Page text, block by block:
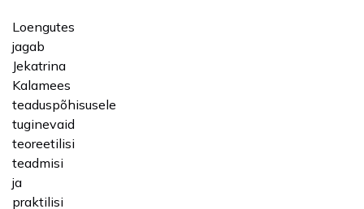
Loengutes
jagab
Jekatrina
Kalamees
teaduspõhisusele
tuginevaid
teoreetilisi
teadmisi
ja
praktilisi